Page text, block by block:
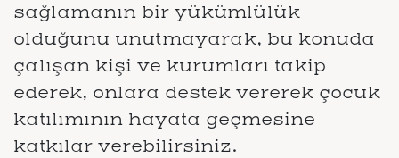
sağlamanın bir yükümlülük
olduğunu unutmayarak, bu konuda
çalışan kişi ve kurumları takip
ederek, onlara destek vererek çocuk
katılımının hayata geçmesine
katkılar verebilirsiniz.